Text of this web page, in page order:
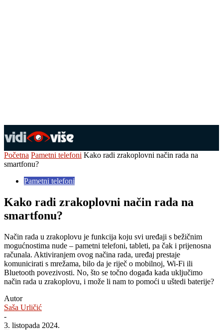
Početna Pametni telefoni Kako radi zrakoplovni način rada na
smartfonu?
Pametni telefoni
Kako radi zrakoplovni način rada na
smartfonu?
Način rada u zrakoplovu je funkcija koju svi uređaji s bežičnim
mogućnostima nude – pametni telefoni, tableti, pa čak i prijenosna
računala. Aktiviranjem ovog načina rada, uređaj prestaje
komunicirati s mrežama, bilo da je riječ o mobilnoj, Wi-Fi ili
Bluetooth povezivosti. No, što se točno događa kada uključimo
način rada u zrakoplovu, i može li nam to pomoći u uštedi baterije?
Autor
Saša Urličić
-
3. listopada 2024.